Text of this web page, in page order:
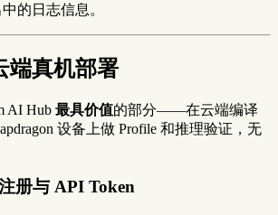
的日志信息。
端真机部署
AI Hub 最具价值的部分——在云端编译
设备上做 Profile 和推理验证，无
册与 API Token